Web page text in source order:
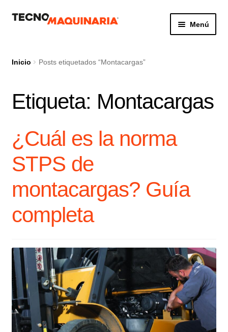
IrIr
Menú
Productos
Servicio
Inicio Posts etiquetados “Montacargas”
Etiqueta: Montacargas
¿Cuál es la norma
STPS de
montacargas? Guía
completa